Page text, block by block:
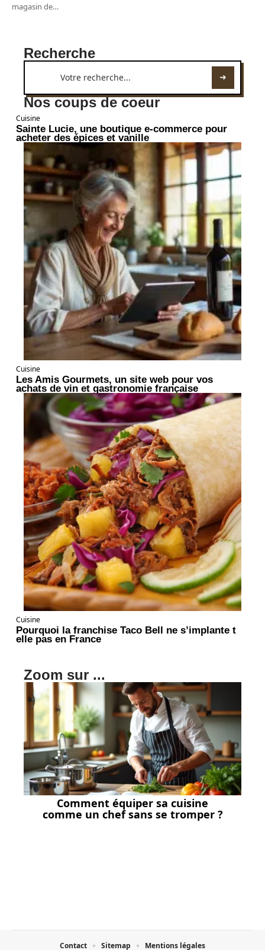
magasin de…
Recherche
Nos coups de coeur
Cuisine
Sainte Lucie, une boutique e-commerce pour
acheter des épices et vanille
Cuisine
Les Amis Gourmets, un site web pour vos
achats de vin et gastronomie française
Cuisine
Pourquoi la franchise Taco Bell ne s’implante t
elle pas en France
Zoom sur ...
Comment équiper sa cuisine
comme un chef sans se tromper ?
Contact Sitemap Mentions légales